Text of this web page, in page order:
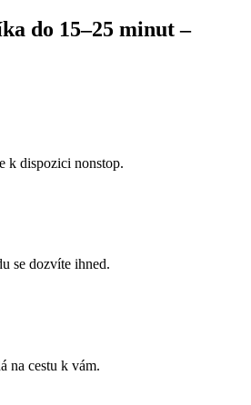
do 15–25 minut–
k dispozici nonstop.
se dozvíte ihned.
na cestu k vám.